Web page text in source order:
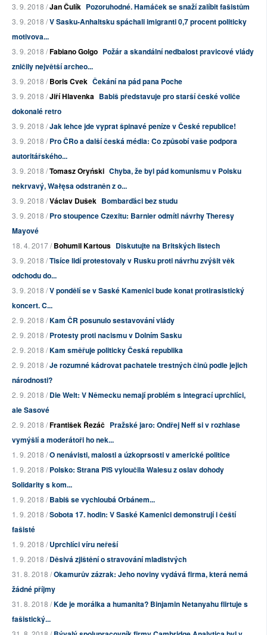
3. 9. 2018 /Jan Čulík Pozoruhodné. Hamáček se snaží zalíbit fašistům
3. 9. 2018 /V Sasku-Anhaltsku spáchali imigranti 0,7 procent politicky
motivova...
3. 9. 2018 /Fabiano Golgo Požár a skandální nedbalost pravicové vlády
zničily největší archeo...
3. 9. 2018 /Boris Cvek Čekání na pád pana Poche
3. 9. 2018 /Jiří Hlavenka Babiš představuje pro starší české voliče
dokonalé retro
3. 9. 2018 /Jak lehce jde vyprat špinavé peníze v České republice!
3. 9. 2018 /Pro ČRo a další česká média: Co způsobí vaše podpora
autoritářského...
3. 9. 2018 /Tomasz Oryński Chyba, že byl pád komunismu v Polsku
nekrvavý, Wałęsa odstraněn z o...
3. 9. 2018 /Václav Dušek Bombarďáci bez studu
3. 9. 2018 /Pro stoupence Czexitu: Barnier odmítl návrhy Theresy
Mayové
18. 4. 2017 /Bohumil Kartous Diskutujte na Britských listech
3. 9. 2018 /Tisíce lidí protestovaly v Rusku proti návrhu zvýšit věk
odchodu do...
3. 9. 2018 /V pondělí se v Saské Kamenici bude konat protirasistický
koncert. C...
2. 9. 2018 /Kam ČR posunulo sestavování vlády
2. 9. 2018 /Protesty proti nacismu v Dolním Sasku
2. 9. 2018 /Kam směřuje politicky Česká republika
2. 9. 2018 /Je rozumné kádrovat pachatele trestných činů podle jejich
národnosti?
2. 9. 2018 /Die Welt: V Německu nemají problém s integrací uprchlíci,
ale Sasové
2. 9. 2018 /František Řezáč Pražské jaro: Ondřej Neff si v rozhlase
vymýšlí a moderátoři ho nek...
1. 9. 2018 /O nenávisti, malosti a úzkoprsosti v americké politice
1. 9. 2018 /Polsko: Strana PiS vyloučila Walesu z oslav dohody
Solidarity s kom...
1. 9. 2018 /Babiš se vychloubá Orbánem...
1. 9. 2018 /Sobota 17. hodin: V Saské Kamenici demonstrují i čeští
fašisté
1. 9. 2018 /Uprchlíci víru neřeší
1. 9. 2018 /Děsivá zjištění o stravování mladistvých
31. 8. 2018 /Okamurův zázrak: Jeho noviny vydává firma, která nemá
žádné příjmy
31. 8. 2018 /Kde je morálka a humanita? Binjamin Netanyahu flirtuje s
fašistický...